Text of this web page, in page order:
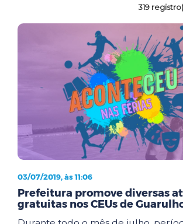
319
03/07/2019, às 11:06
Prefeitura promove diversas
gratuitas nos CEUs de